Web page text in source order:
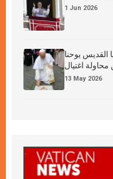
1 Jun 2026
القديس يوحنا
اغتيال
13 May 2026